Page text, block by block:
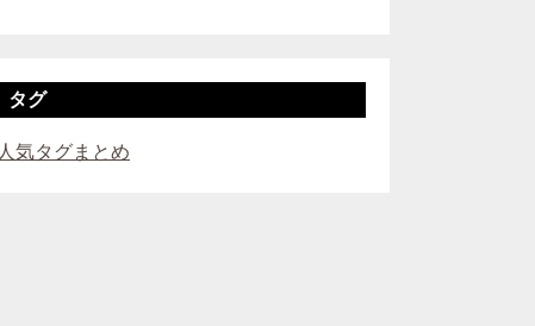
タグ
人気タグまとめ